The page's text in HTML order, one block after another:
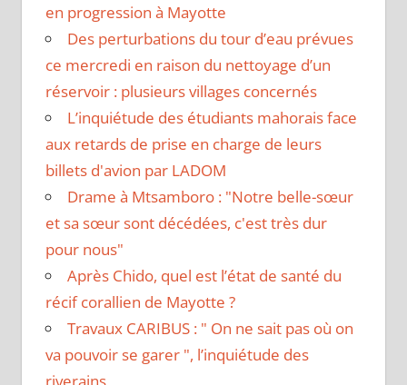
en progression à Mayotte
Des perturbations du tour d’eau prévues
ce mercredi en raison du nettoyage d’un
réservoir : plusieurs villages concernés
L’inquiétude des étudiants mahorais face
aux retards de prise en charge de leurs
billets d'avion par LADOM
Drame à Mtsamboro : "Notre belle-sœur
et sa sœur sont décédées, c'est très dur
pour nous"
Après Chido, quel est l’état de santé du
récif corallien de Mayotte ?
Travaux CARIBUS : " On ne sait pas où on
va pouvoir se garer ", l’inquiétude des
riverains